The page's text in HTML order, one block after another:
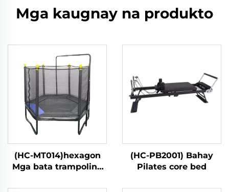
Mga kaugnay na produkto
(HC-MT014)hexagon
Mga bata trampoline
kumot
(HC-PB2001) Bahay
Pilates core bed